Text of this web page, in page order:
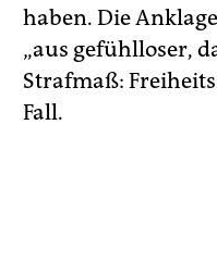
haben. Die
„aus gefühlloser,
Strafmaß:
Fall.